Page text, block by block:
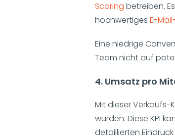
Scoring betreiben.
hochwertiges E-
Eine niedrige
Team nicht auf
4. Umsatz pro
Mit dieser Verkaufs-
wurden. Diese KPI
detaillierten